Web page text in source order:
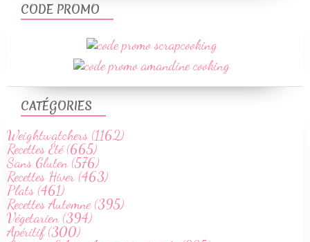
CATÉGORIES
Weightwatchers (1162)
Recettes Été (665)
Sans Gluten (576)
Recettes Hiver (463)
Plats (461)
Recettes Automne (395)
Végetarien (394)
Apéritif (300)
CODE PROMO